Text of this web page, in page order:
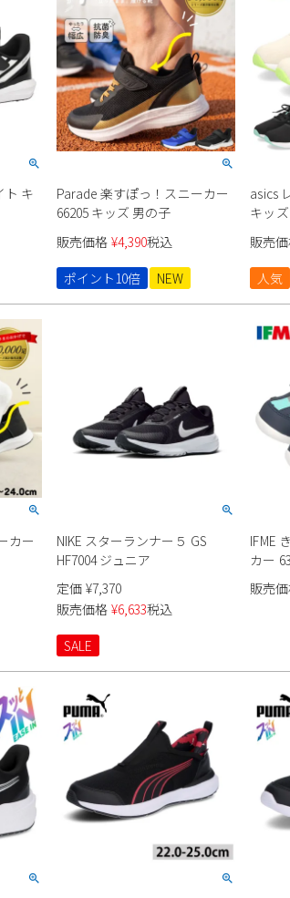
ト キ
Parade 楽すぽっ！スニーカー
66205 キッズ 男の子
販売価格 ¥4,390税込
ポイント10倍
NEW
asics
キッ
販売
人気
カー
NIKE スターランナー５ GS
HF7004 ジュニア
定価 ¥7,370
販売価格 ¥6,633税込
SALE
IFME
カー
販売